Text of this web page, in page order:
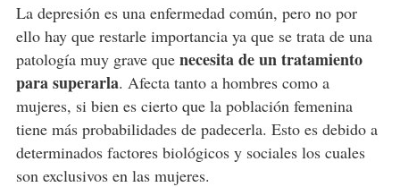
La depresión es una enfermedad común, pero no por
ello hay que restarle importancia ya que se trata de una
patología muy grave que necesita de un tratamiento
para superarla. Afecta tanto a hombres como a
mujeres, si bien es cierto que la población femenina
tiene más probabilidades de padecerla. Esto es debido a
determinados factores biológicos y sociales los cuales
son exclusivos en las mujeres.